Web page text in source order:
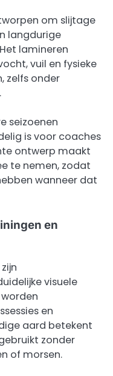
om slijtage
langdurige
lamineren
vuil en fysieke
zelfs onder
seizoenen
is voor coaches
ontwerp maakt
te nemen, zodat
wanneer dat
en
visuele
en
aard betekent
zonder
of morsen.